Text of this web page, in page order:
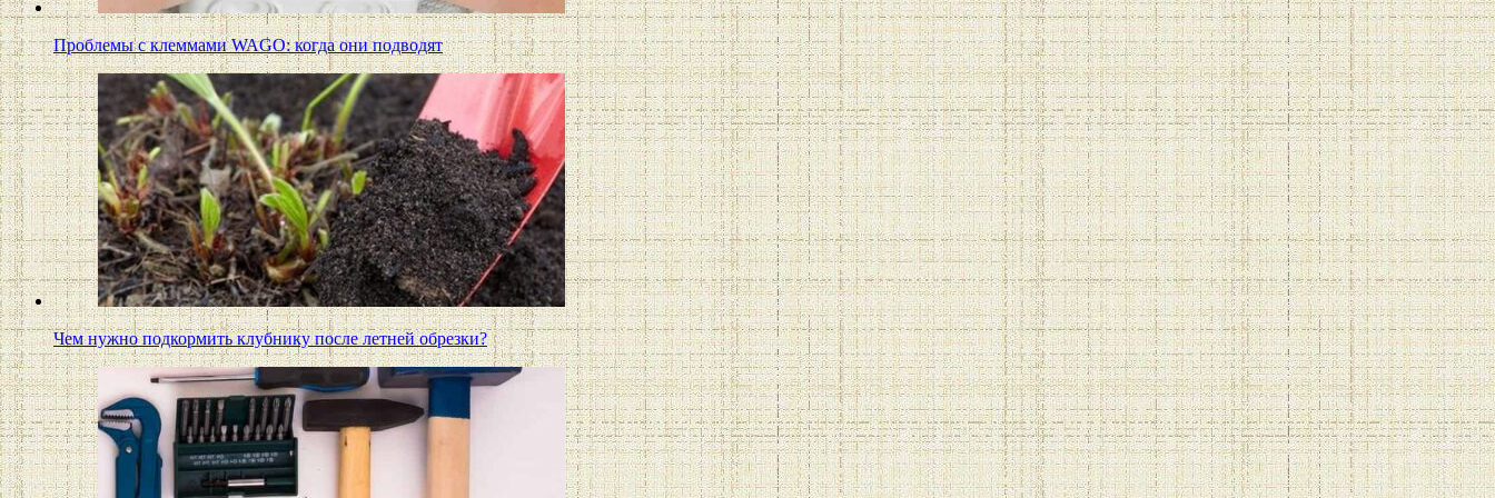
Проблемы с клеммами WAGO: когда они подводят
Чем нужно подкормить клубнику после летней обрезки?